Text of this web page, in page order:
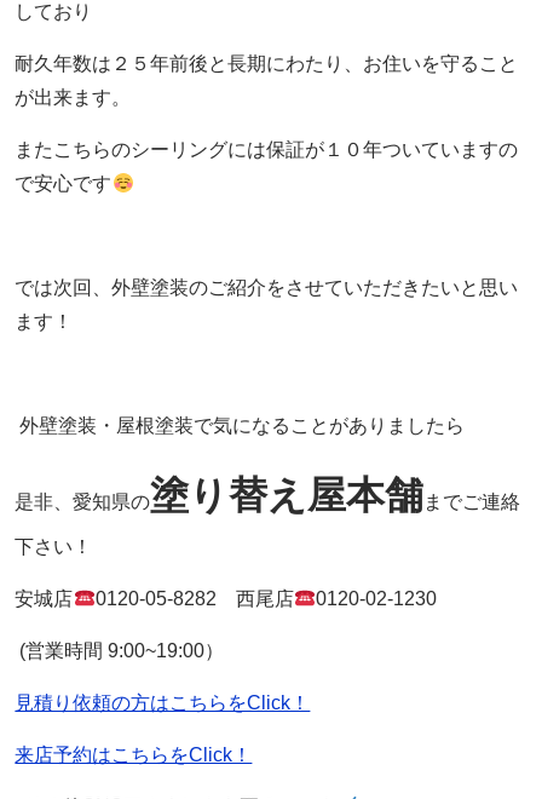
しており
耐久年数は２５年前後と長期にわたり、お住いを守ること
が出来ます。
またこちらのシーリングには保証が１０年ついていますの
で安心です
では次回、外壁塗装のご紹介をさせていただきたいと思い
ます！
外壁塗装・屋根塗装で気になることがありましたら
是非、愛知県の塗り替え屋本舗までご連絡
下さい！
安城店 0120-05-8282 西尾店 0120-02-1230
(営業時間 9:00~19:00）
見積り依頼の方はこちらをClick！
来店予約はこちらをClick！